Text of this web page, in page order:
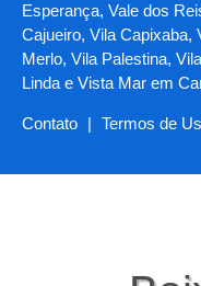
Esperança, Vale dos
Cajueiro, Vila Capixaba,
Merlo, Vila Palestina,
Linda e Vista Mar em
Contato | Termos de